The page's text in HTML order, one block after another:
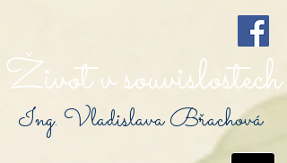
Život v souvislostech
Ing. Vladislava Břachová